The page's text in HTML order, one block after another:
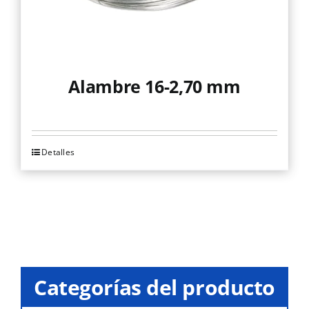
Alambre 16-2,70 mm
Este
producto
se
Detalles
Categorías del producto